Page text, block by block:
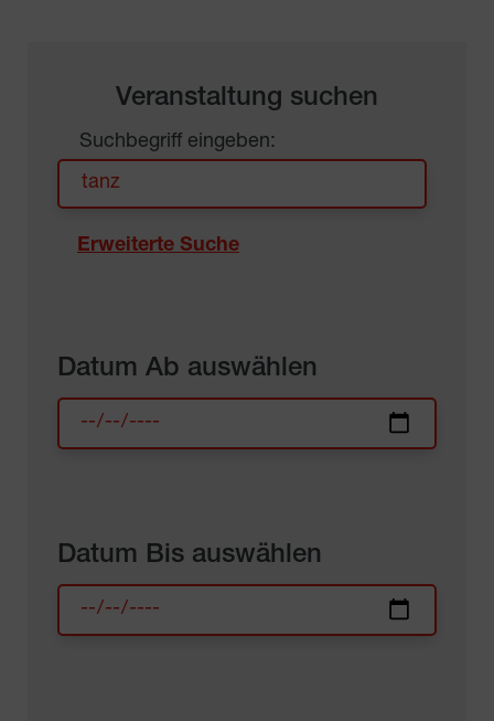
Veranstaltung suchen
Suchbegriff eingeben:
Erweiterte Suche
Datum Ab auswählen
Datum Bis auswählen